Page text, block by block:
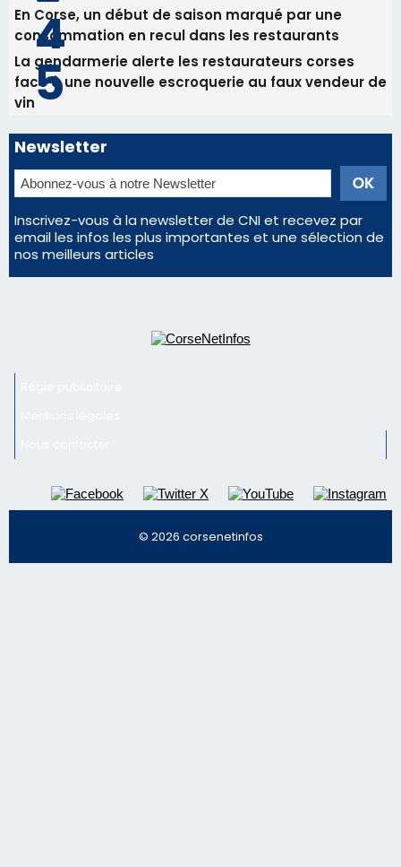
En Corse, un début de saison marqué par une
consommation en recul dans les restaurants
La gendarmerie alerte les restaurateurs corses
face à une nouvelle escroquerie au faux vendeur de
vin
Newsletter
Inscrivez-vous à la newsletter de CNI et recevez par
email les infos les plus importantes et une sélection de
nos meilleurs articles
© 2026 corsenetinfos